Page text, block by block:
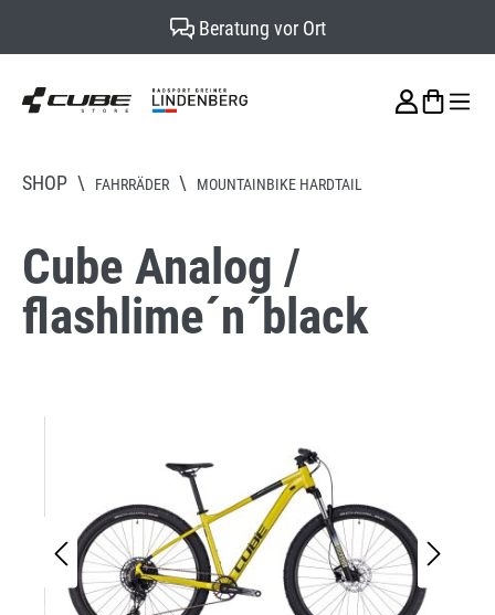
Beratung vor Ort
SHOP \ FAHRRÄDER \ MOUNTAINBIKE HARDTAIL
Cube Analog /
flashlime´n´black
Bildergalerie überspringen